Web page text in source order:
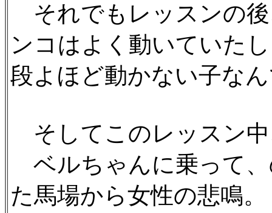
それでもレッスンの
ンコはよく動いていた
段よほど動かない子な
そしてこのレッスン
ベルちゃんに乗って
た馬場から女性の悲鳴。